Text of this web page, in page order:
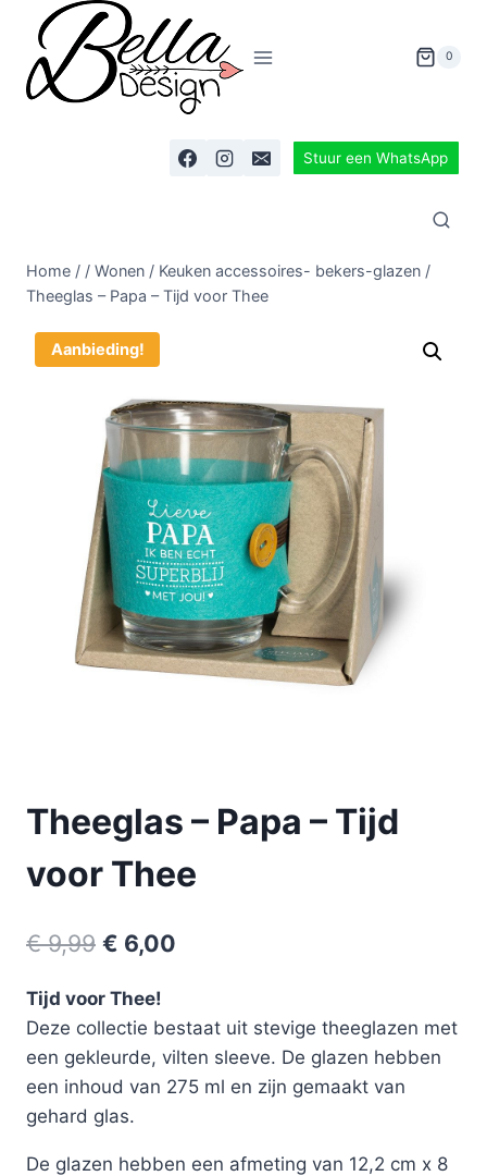
0
Stuur een WhatsApp
Home / / Wonen / Keuken accessoires- bekers-glazen /
Theeglas – Papa – Tijd voor Thee
Aanbieding!
Theeglas – Papa – Tijd
voor Thee
€9,99 € 6,00
Tijd voor Thee!
Deze collectie bestaat uit stevige theeglazen met
een gekleurde, vilten sleeve. De glazen hebben
een inhoud van 275 ml en zijn gemaakt van
gehard glas.
De glazen hebben een afmeting van 12,2 cm x 8